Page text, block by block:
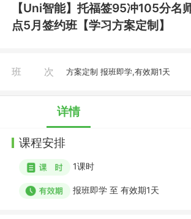
【Uni智能】托福签95冲105分名
点5月签约班【学习方案定制】
班次 方案定制 报班即学,有效期1天
详情
课程安排
1课时
报班即学至 有效期1天